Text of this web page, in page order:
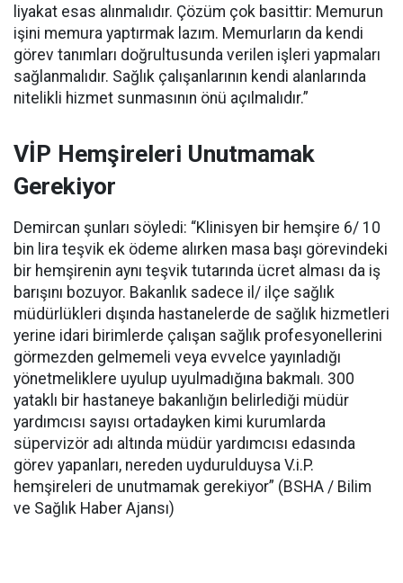
liyakat esas alınmalıdır. Çözüm çok basittir: Memurun
işini memura yaptırmak lazım. Memurların da kendi
görev tanımları doğrultusunda verilen işleri yapmaları
sağlanmalıdır. Sağlık çalışanlarının kendi alanlarında
nitelikli hizmet sunmasının önü açılmalıdır.”
VİP Hemşireleri Unutmamak
Gerekiyor
Demircan şunları söyledi: “Klinisyen bir hemşire 6/ 10
bin lira teşvik ek ödeme alırken masa başı görevindeki
bir hemşirenin aynı teşvik tutarında ücret alması da iş
barışını bozuyor. Bakanlık sadece il/ ilçe sağlık
müdürlükleri dışında hastanelerde de sağlık hizmetleri
yerine idari birimlerde çalışan sağlık profesyonellerini
görmezden gelmemeli veya evvelce yayınladığı
yönetmeliklere uyulup uyulmadığına bakmalı. 300
yataklı bir hastaneye bakanlığın belirlediği müdür
yardımcısı sayısı ortadayken kimi kurumlarda
süpervizör adı altında müdür yardımcısı edasında
görev yapanları, nereden uydurulduysa V.i.P.
hemşireleri de unutmamak gerekiyor” (BSHA / Bilim
ve Sağlık Haber Ajansı)